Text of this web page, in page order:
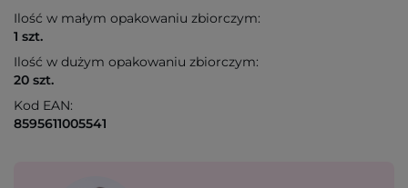
Ilość w małym opakowaniu zbiorczym:
1 szt.
Ilość w dużym opakowaniu zbiorczym:
20 szt.
Kod EAN:
8595611005541